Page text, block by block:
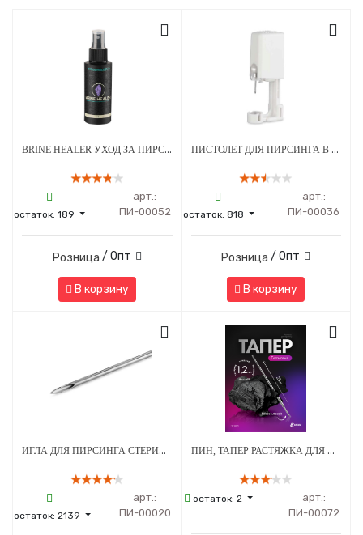
BRINE HEALER УХОД ЗА ПИРСИНГОМ - СРЕДСТВО ДЛЯ ЗАЖИВЛЕНИЯ - 100 МЛ
остаток: 189
арт.:
ПИ-00052
Розница / Опт
В корзину
ПИСТОЛЕТ ДЛЯ ПИРСИНГА В СТЕРИЛЬНОЙ УПАКОВКЕ МОД. 203 С СЕРЕБРЯНЫМ УКРАШЕНИЕМ ШАРИК 3 ММ БЕЛЫЙ - 1 ШТ
остаток: 818
арт.:
ПИ-00036
Розница / Опт
В корзину
ИГЛА ДЛЯ ПИРСИНГА СТЕРИЛЬНАЯ 13G
остаток: 2139
арт.:
ПИ-00020
ПИН, ТАПЕР РАСТЯЖКА ДЛЯ ПИРСИНГА С БЕЗРЕЗЬБОВОЙ 1,2 ММ - 25 ММ ТИТАН
остаток: 2
арт.:
ПИ-00072